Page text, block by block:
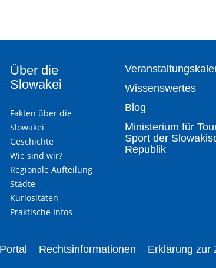
Über die
Slowakei
Fakten über die
Slowakei
Geschichte
Wie sind wir?
Regionale Aufteilung
Städte
Kuriositäten
Praktische Infos
Wissenswertes
Blog
Ministerium für
Sport der
Republik
Rechtsinformationen Erklärung zur